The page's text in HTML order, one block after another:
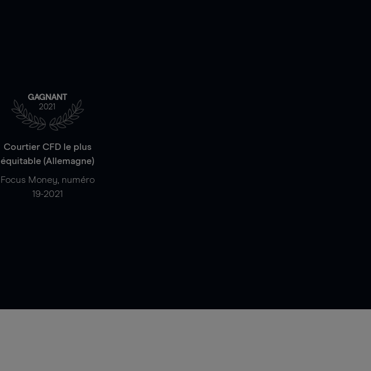
GAGNANT
2021
Courtier CFD le plus
équitable (Allemagne)
Focus Money, numéro
19-2021